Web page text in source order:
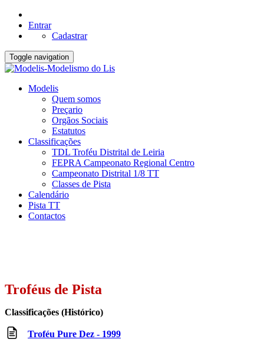
Entrar
Cadastrar
Toggle navigation
Modelis
Quem somos
Preçario
Orgãos Sociais
Estatutos
Classificações
TDL Troféu Distrital de Leiria
FEPRA Campeonato Regional Centro
Campeonato Distrital 1/8 TT
Classes de Pista
Calendário
Pista TT
Contactos
Troféus de Pista
Classificações (Histórico)
Troféu Pure Dez - 1999